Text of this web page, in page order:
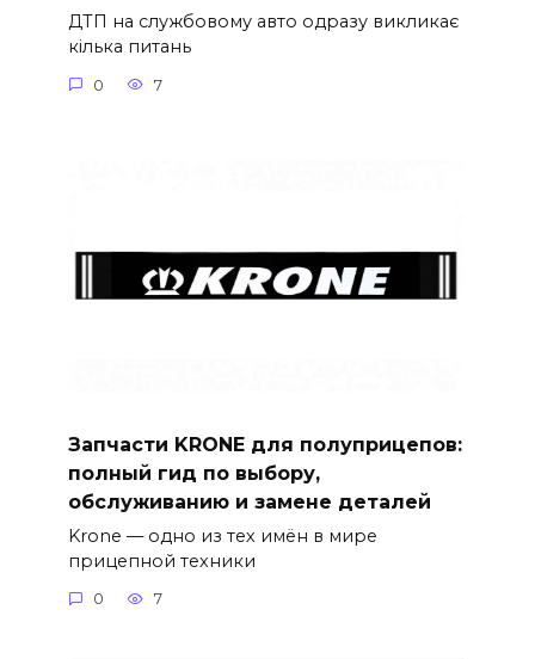
ДТП на службовому авто одразу викликає
кілька питань
0 7
Запчасти KRONE для полуприцепов:
полный гид по выбору,
обслуживанию и замене деталей
Krone — одно из тех имён в мире
прицепной техники
0 7